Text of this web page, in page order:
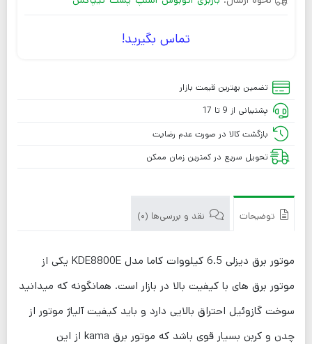
تماس بگیرید!
تضمین بهترین قیمت بازار
پشتیبانی از 9 تا 17
بازگشت کالا در صورت عدم رضایت
تحویل سریع در کمترین زمان ممکن
توضیحات نقد و بررسی‌ها (0)
موتور برق دیزلی 6.5 کیلووات کاما مدل KDE8800E یکی از
موتور برق های با کیفیت بالا در بازار است. همانگونه که میدانید
سوخت گازوئیل احتراق بالایی دارد و باید کیفیت آلیاژ موتور از
چدن و کربن بسیار قوی باشد که موتور برق kama از این